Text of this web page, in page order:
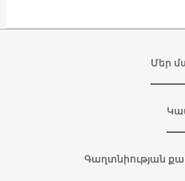
Մեր
Գաղտնիության